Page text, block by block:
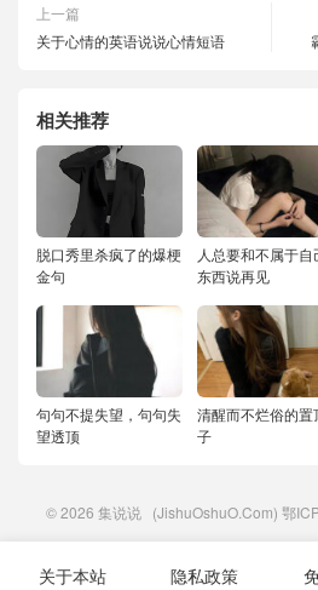
上一篇
关于心情的英语说说心情短语
相关推荐
脱口秀里杀疯了的爆梗
金句
人总要和不属于自
东西说再见
句句不提失望，句句失
望透顶
清醒而不烂俗的置
子
© 2026 集说说 (JishuOshuO.Com) 鄂
关于本站 隐私政策